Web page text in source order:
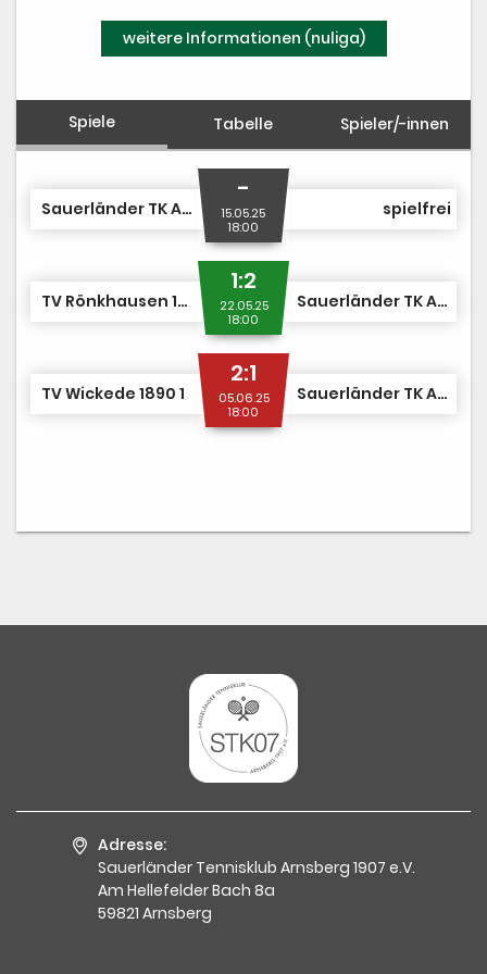
weitere Informationen (nuliga)
Spiele Tabelle Spieler/-innen
Sauerländer TK Arnsberg 1907 1
-
15.05.25
18:00
spielfrei
TV Rönkhausen 1892 e.V. TA 1
1:2
22.05.25
18:00
Sauerländer TK Arnsberg 1907 1
TV Wickede 1890 1
2:1
05.06.25
18:00
Sauerländer TK Arnsberg 1907 1
Adresse:
Sauerländer Tennisklub Arnsberg 1907 e.V.
Am Hellefelder Bach 8a
59821 Arnsberg